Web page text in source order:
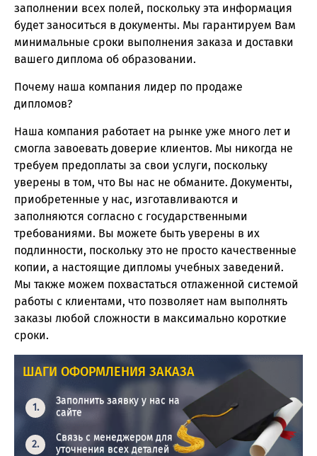
заполнении всех полей, поскольку эта информация
будет заноситься в документы. Мы гарантируем Вам
минимальные сроки выполнения заказа и доставки
вашего диплома об образовании.
Почему наша компания лидер по продаже
дипломов?
Наша компания работает на рынке уже много лет и
смогла завоевать доверие клиентов. Мы никогда не
требуем предоплаты за свои услуги, поскольку
уверены в том, что Вы нас не обманите. Документы,
приобретенные у нас, изготавливаются и
заполняются согласно с государственными
требованиями. Вы можете быть уверены в их
подлинности, поскольку это не просто качественные
копии, а настоящие дипломы учебных заведений.
Мы также можем похвастаться отлаженной системой
работы с клиентами, что позволяет нам выполнять
заказы любой сложности в максимально короткие
сроки.
ШАГИ ОФОРМЛЕНИЯ ЗАКАЗА
Заполнить заявку у нас на
сайте
Связь с менеджером для
уточнения всех деталей